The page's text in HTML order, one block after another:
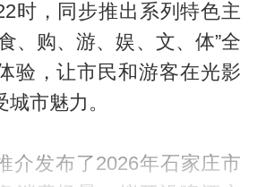
时，同步推出系列特色主
、购、游、娱、文、体”全
验，让市民和游客在光影
市魅力。
介发布了2026年石家庄市